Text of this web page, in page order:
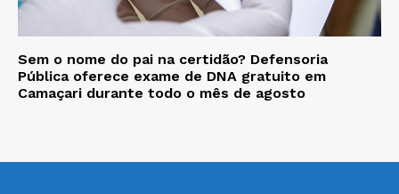
Sem o nome do pai na certidão? Defensoria
Pública oferece exame de DNA gratuito em
Camaçari durante todo o mês de agosto